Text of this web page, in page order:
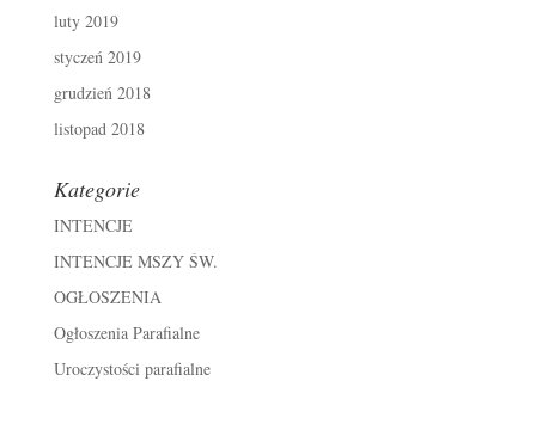
luty 2019
styczeń 2019
grudzień 2018
listopad 2018
Kategorie
INTENCJE
INTENCJE MSZY ŚW.
OGŁOSZENIA
Ogłoszenia Parafialne
Uroczystości parafialne